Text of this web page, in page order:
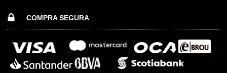
COMPRA SEGURA